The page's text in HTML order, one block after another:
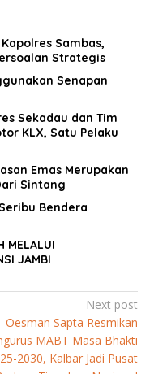
Sambas,
Strategis
Senapan
Sekadau dan Tim
KLX, Satu Pelaku
Emas Merupakan
Sintang
Bendera
MELALUI
JAMBI
Next post
Oesman Sapta Resmikan
MABT Masa Bhakti
2030, Kalbar Jadi Pusat